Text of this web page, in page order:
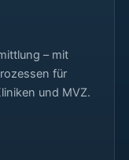
– mit
für
und MVZ.